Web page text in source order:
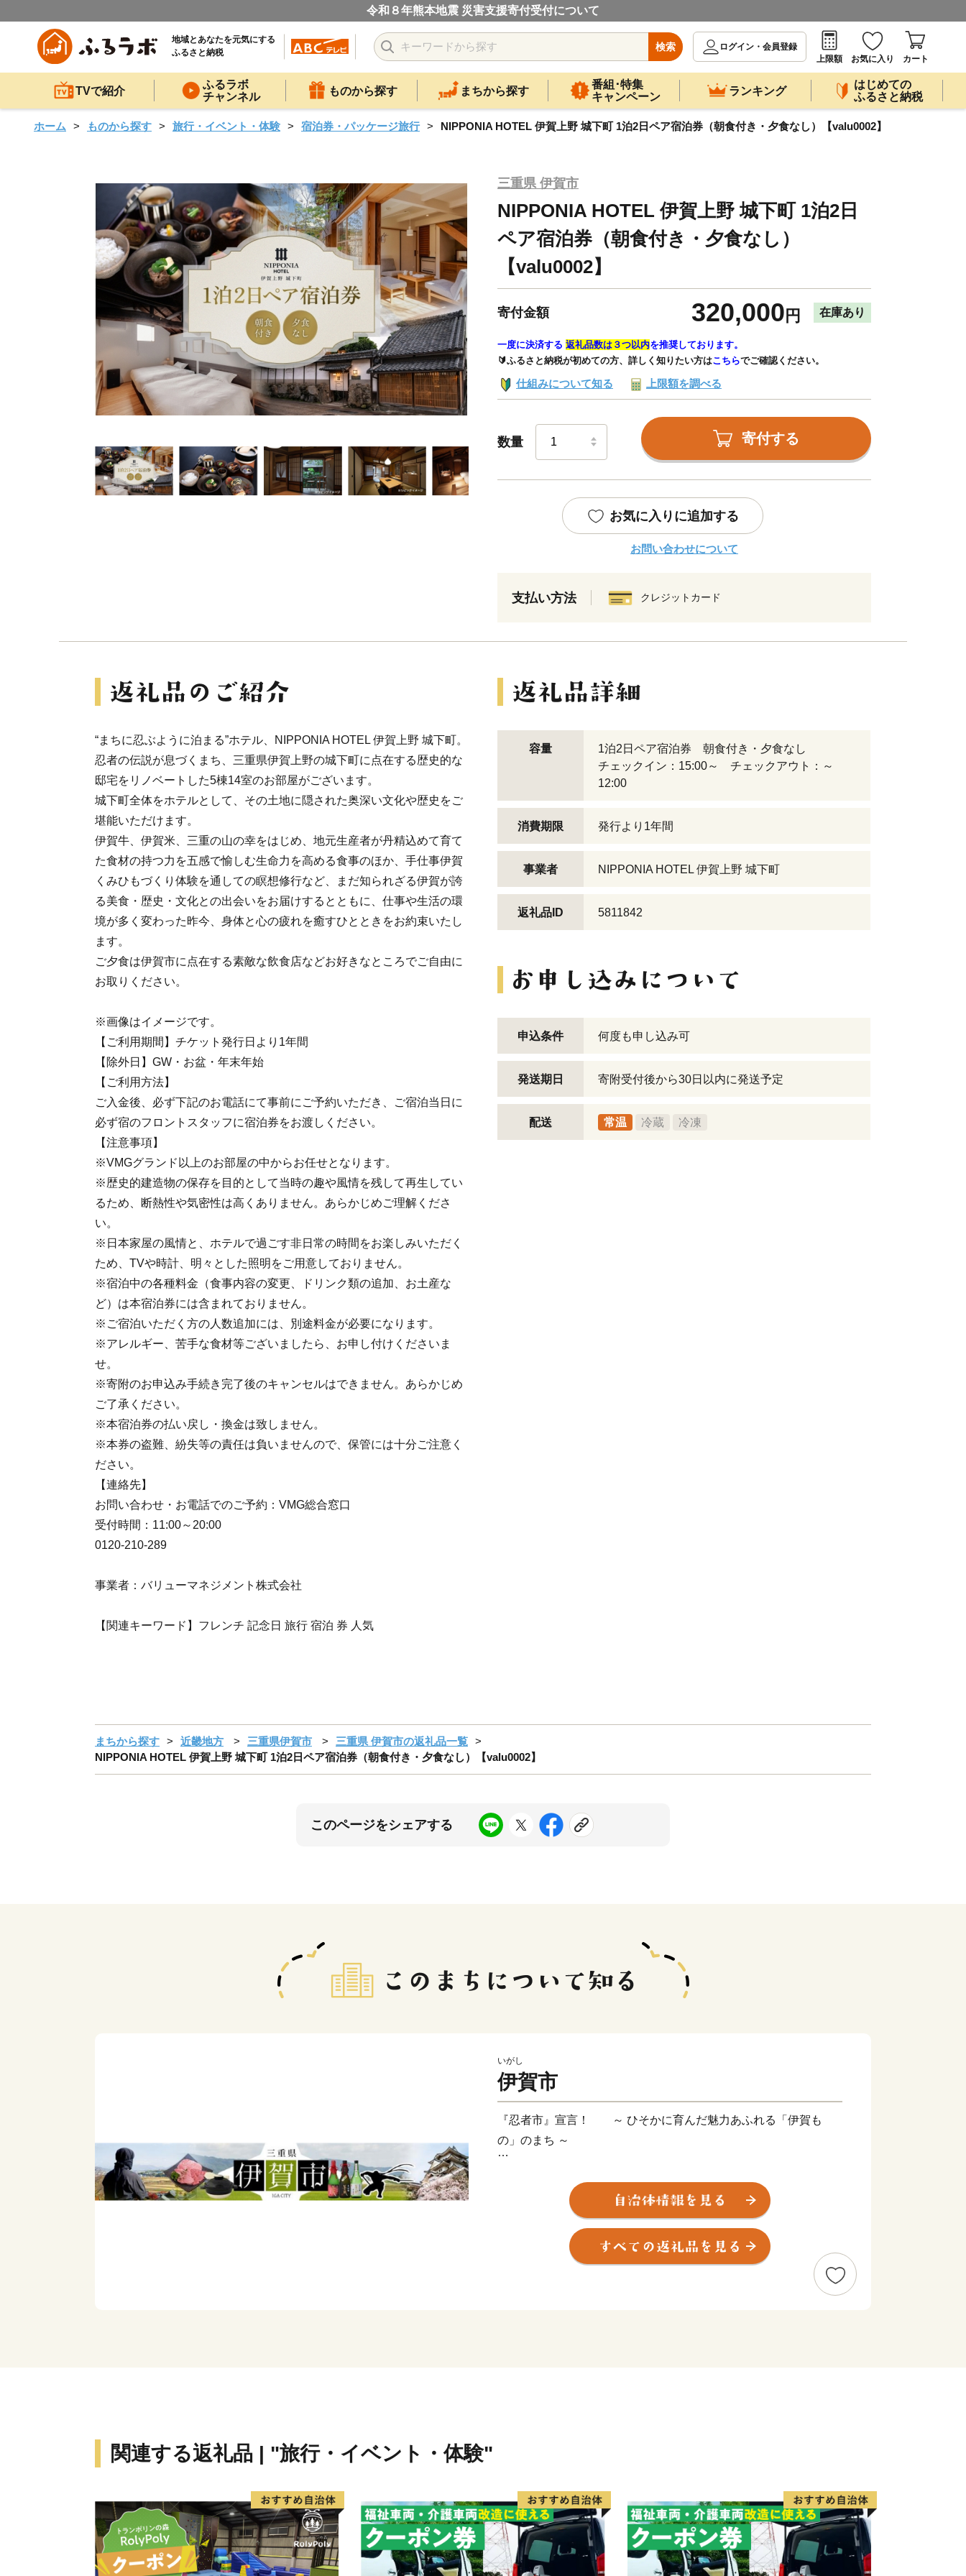
令和８年熊本地震 災害支援寄付受付について
地域とあなたを元気にする
ふるさと納税
検索
ログイン・会員登録
上限額
お気に入り カート
TVで紹介
ふるラボ
チャンネル
ものから探す まちから探す
番組･特集
キャンペーン
ランキング
はじめての
ふるさと納税
ホーム ものから探す 旅行・イベント・体験 宿泊券・パッケージ旅行 NIPPONIA HOTEL 伊賀上野 城下町 1泊2日ペア宿泊券（朝食付き・夕食なし）【valu0002】
三重県 伊賀市
NIPPONIA HOTEL 伊賀上野 城下町 1泊2日
ペア宿泊券（朝食付き・夕食なし）
【valu0002】
寄付金額 320,000 円 在庫あり
一度に決済する 返礼品数は３つ以内を推奨しております。
🔰ふるさと納税が初めての方、詳しく知りたい方はこちらでご確認ください。
仕組みについて知る 上限額を調べる
数量 寄付する
お気に入りに追加する
お問い合わせについて
支払い方法 クレジットカード
“まちに忍ぶように泊まる”ホテル、NIPPONIA HOTEL 伊賀上野 城下町。
忍者の伝説が息づくまち、三重県伊賀上野の城下町に点在する歴史的な
邸宅をリノベートした5棟14室のお部屋がございます。
城下町全体をホテルとして、その土地に隠された奥深い文化や歴史をご
堪能いただけます。
伊賀牛、伊賀米、三重の山の幸をはじめ、地元生産者が丹精込めて育て
た食材の持つ力を五感で愉しむ生命力を高める食事のほか、手仕事伊賀
くみひもづくり体験を通しての瞑想修行など、まだ知られざる伊賀が誇
る美食・歴史・文化との出会いをお届けするとともに、仕事や生活の環
境が多く変わった昨今、身体と心の疲れを癒すひとときをお約束いたし
ます。
ご夕食は伊賀市に点在する素敵な飲食店などお好きなところでご自由に
お取りください。
※画像はイメージです。
【ご利用期間】チケット発行日より1年間
【除外日】GW・お盆・年末年始
【ご利用方法】
ご入金後、必ず下記のお電話にて事前にご予約いただき、ご宿泊当日に
必ず宿のフロントスタッフに宿泊券をお渡しください。
【注意事項】
※VMGグランド以上のお部屋の中からお任せとなります。
※歴史的建造物の保存を目的として当時の趣や風情を残して再生してい
るため、断熱性や気密性は高くありません。あらかじめご理解くださ
い。
※日本家屋の風情と、ホテルで過ごす非日常の時間をお楽しみいただく
ため、TVや時計、明々とした照明をご用意しておりません。
※宿泊中の各種料金（食事内容の変更、ドリンク類の追加、お土産な
ど）は本宿泊券には含まれておりません。
※ご宿泊いただく方の人数追加には、別途料金が必要になります。
※アレルギー、苦手な食材等ございましたら、お申し付けくださいま
せ。
※寄附のお申込み手続き完了後のキャンセルはできません。あらかじめ
ご了承ください。
※本宿泊券の払い戻し・換金は致しません。
※本券の盗難、紛失等の責任は負いませんので、保管には十分ご注意く
ださい。
【連絡先】
お問い合わせ・お電話でのご予約：VMG総合窓口
受付時間：11:00～20:00
0120-210-289
事業者：バリューマネジメント株式会社
【関連キーワード】フレンチ 記念日 旅行 宿泊 券 人気
容量
1泊2日ペア宿泊券 朝食付き・夕食なし
チェックイン：15:00～ チェックアウト：～
12:00
消費期限 発行より1年間
事業者 NIPPONIA HOTEL 伊賀上野 城下町
返礼品ID 5811842
申込条件 何度も申し込み可
発送期日 寄附受付後から30日以内に発送予定
配送 常温 冷蔵 冷凍
まちから探す 近畿地方 三重県伊賀市
三重県 伊賀市の返礼品一覧
NIPPONIA HOTEL 伊賀上野 城下町 1泊2日ペア宿泊券（朝食付き・夕食なし）【valu0002】
このページをシェアする
いがし
伊賀市
『忍者市』宣言！ ～ ひそかに育んだ魅力あふれる「伊賀も
の」のまち ～
三重県伊賀市は忍者発祥の地として、忍者の歴史文化や精神を継
承するとともに、忍者を活かした観光やまちづくりに取り組んでい
ます。日本一、二の高石垣で知られる伊賀上野城のふもとでは、誰
もが忍者気分を味わえる「伊賀上野ＮＩＮＪＡフェスタ」が開催さ
れ、秋にはこの地で生まれた俳聖松尾芭蕉の業績を称える「芭蕉
祭」や、ユネスコ無形文化遺産に登録されたダンジリ行事で有名な
関連する返礼品 | "旅行・イベント・体験"